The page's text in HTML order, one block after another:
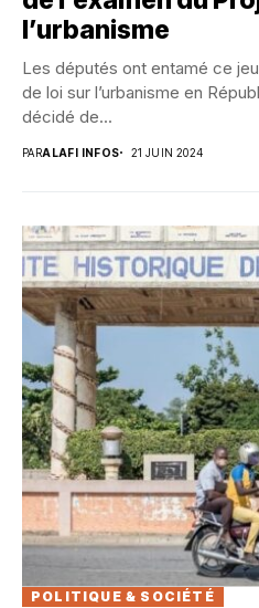
l’urbanisme
Les députés ont entamé ce
de loi sur l’urbanisme en
décidé de...
PARALAFI INFOS 21 JUIN 2024
POLITIQUE & SOCIÉTÉ